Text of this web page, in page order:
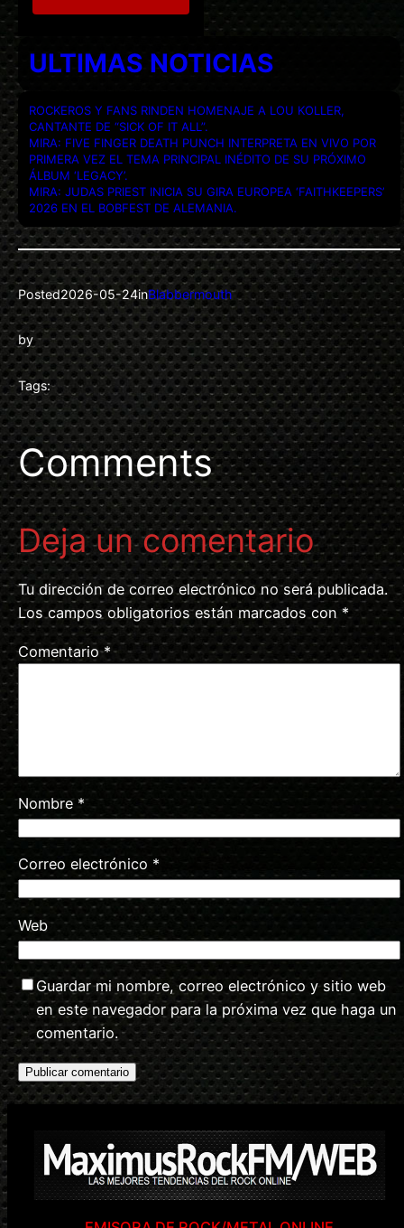
ULTIMAS NOTICIAS
ROCKEROS Y FANS RINDEN HOMENAJE A LOU KOLLER,
CANTANTE DE “SICK OF IT ALL”.
MIRA: FIVE FINGER DEATH PUNCH INTERPRETA EN VIVO POR
PRIMERA VEZ EL TEMA PRINCIPAL INÉDITO DE SU PRÓXIMO
ÁLBUM ‘LEGACY’.
MIRA: JUDAS PRIEST INICIA SU GIRA EUROPEA ‘FAITHKEEPERS’
2026 EN EL BOBFEST DE ALEMANIA.
Posted2026-05-24inBlabbermouth
by
Tags:
Comments
Deja un comentario
Tu dirección de correo electrónico no será publicada.
Los campos obligatorios están marcados con*
Comentario*
Nombre *
Correo electrónico *
Web
Guardar mi nombre, correo electrónico y sitio web
en este navegador para la próxima vez que haga un
comentario.